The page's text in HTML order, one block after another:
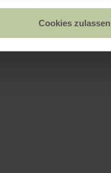
Cookies zulassen